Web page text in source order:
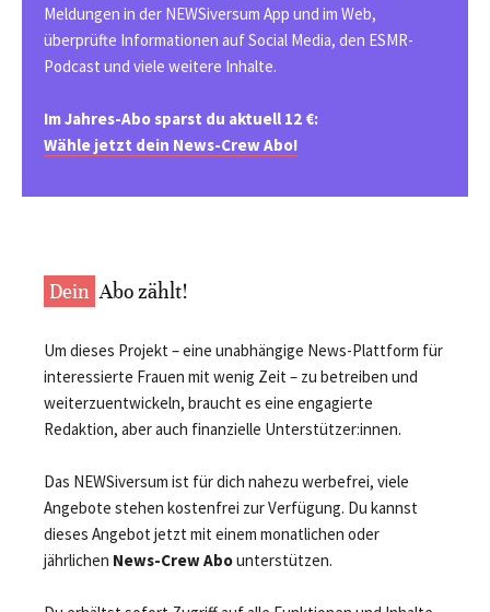
Meldungen in der NEWSiversum App und im Web,
überprüfte Informationen auf Social Media, den ESMR-
Podcast und viele weitere Inhalte.
Im Jahres-Abo sparst du aktuell 12 €:
Wähle jetzt dein News-Crew Abo!
Dein Abo zählt!
Um dieses Projekt – eine unabhängige News-Plattform für
interessierte Frauen mit wenig Zeit – zu betreiben und
weiterzuentwickeln, braucht es eine engagierte
Redaktion, aber auch finanzielle Unterstützer:innen.
Das NEWSiversum ist für dich nahezu werbefrei, viele
Angebote stehen kostenfrei zur Verfügung. Du kannst
dieses Angebot jetzt mit einem monatlichen oder
jährlichen News-Crew Abounterstützen.